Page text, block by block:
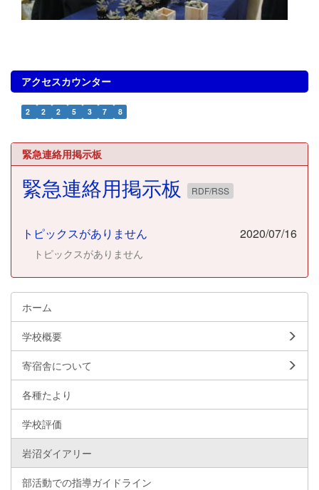
アクセスカウンター
2 2 2 5 3 7 8
緊急連絡用掲示板
緊急連絡用掲示板 RDF/RSS
トピックスがありません 2020/07/16
トピックスがありません
ホーム
学校概要
寄宿舎について
各種たより
学校評価
岩沼ダイアリー
部活動での指導ガイドライン